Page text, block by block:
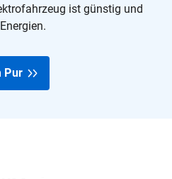
ist günstig und
Pur